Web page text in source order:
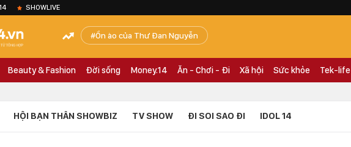
SHOWLIVE
Ồn ào của Thư Đan Nguyễn
Beauty & Fashion Đời sống Money.14 Ăn - Chơi - Đi Xã hội Sức khỏe Tek-life
HỘI BẠN THÂN SHOWBIZ TV SHOW ĐI SOI SAO ĐI IDOL 14